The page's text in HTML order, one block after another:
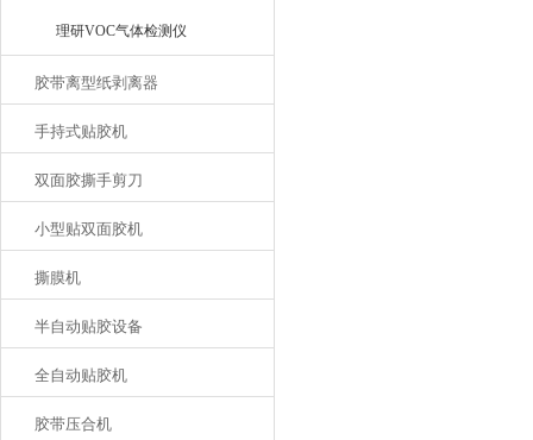
理研VOC气体检测仪
胶带离型纸剥离器
手持式贴胶机
双面胶撕手剪刀
小型贴双面胶机
撕膜机
半自动贴胶设备
全自动贴胶机
胶带压合机